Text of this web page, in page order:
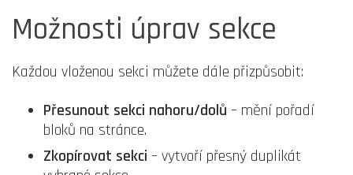
Možnosti úprav sekce
Každou vloženou sekci můžete dále přizpůsobit:
Přesunout sekci nahoru/dolů – mění pořadí
bloků na stránce.
Zkopírovat sekci – vytvoří přesný duplikát